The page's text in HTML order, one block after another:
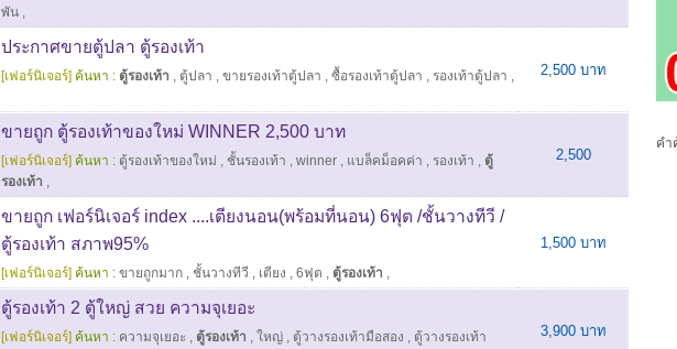
พัน ,
ประกาศขายตู้ปลา ตู้รองเท้า
[เฟอร์นิเจอร์] ค้นหา : ตู้รองเท้า , ตู้ปลา , ขายรองเท้าตู้ปลา , ซื้อรองเท้าตู้ปลา , รองเท้าตู้ปลา , 2,500 บาท
ขายถูก ตู้รองเท้าของใหม่ WINNER 2,500 บาท
[เฟอร์นิเจอร์] ค้นหา : ตู้รองเท้าของใหม่ , ชั้นรองเท้า , winner , แบล็คม็อคค่า , รองเท้า , ตู้
รองเท้า ,
2,500
ขายถูก เฟอร์นิเจอร์ index ....เตียงนอน(พร้อมที่นอน) 6ฟุต /ชั้นวางทีวี /
ตู้รองเท้า สภาพ95%
[เฟอร์นิเจอร์] ค้นหา : ขายถูกมาก , ชั้นวางทีวี , เตียง , 6ฟุต , ตู้รองเท้า ,
1,500 บาท
ตู้รองเท้า 2 ตู้ใหญ่ สวย ความจุเยอะ
[เฟอร์นิเจอร์] ค้นหา : ความจุเยอะ , ตู้รองเท้า , ใหญ่ , ตู้วางรองเท้ามือสอง , ตู้วางรองเท้า
3,900 บาท
คำ